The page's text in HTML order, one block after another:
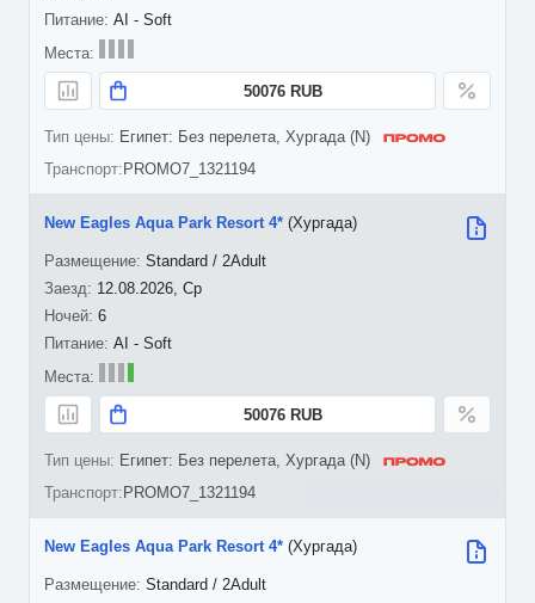
AI - Soft
50076 RUB
Египет: Без перелета, Хургада (N)
PROMO7_1321194
12.08.2026, Ср
6
New Eagles Aqua Park Resort 4* (Хургада)
Standard / 2Adult
AI - Soft
50076 RUB
Египет: Без перелета, Хургада (N)
PROMO7_1321194
New Eagles Aqua Park Resort 4* (Хургада)
Standard / 2Adult